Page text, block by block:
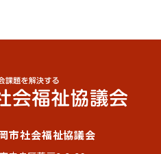
市社会福祉協議会